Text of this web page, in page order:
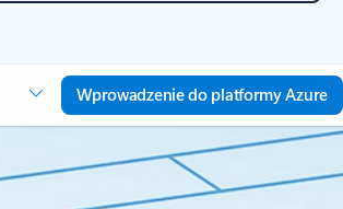
Wprowadzenie do platformy Azure